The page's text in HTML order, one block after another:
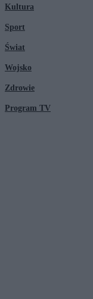
Kultura
Sport
Świat
Wojsko
Zdrowie
Program TV